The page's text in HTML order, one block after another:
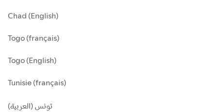
Chad (English)
Togo (français)
Togo (English)
Tunisie (français)
تونس (العربية)